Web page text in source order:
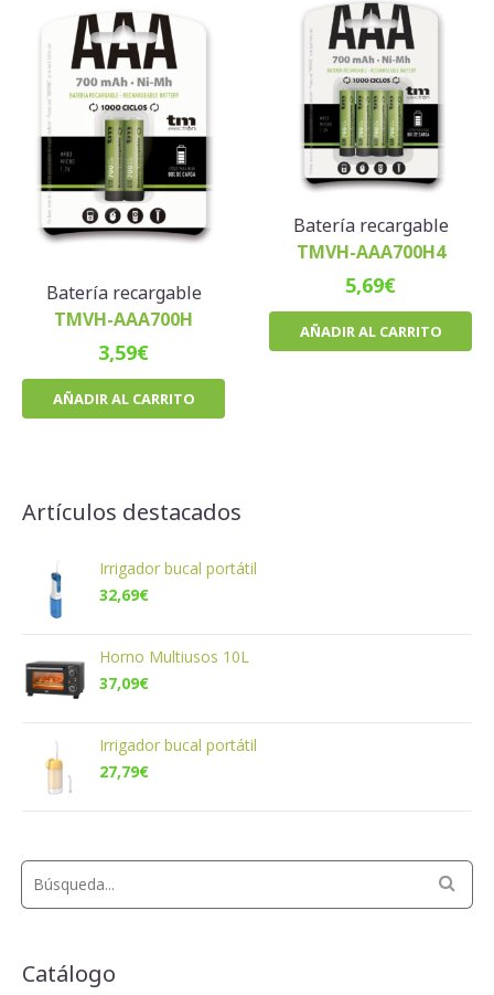
Batería recargable
TMVH-AAA700H
3,59€
AÑADIR AL CARRITO
Batería recargable
TMVH-AAA700H4
5,69€
AÑADIR AL CARRITO
Artículos destacados
Irrigador bucal portátil
32,69€
Horno Multiusos 10L
37,09€
Irrigador bucal portátil
27,79€
Catálogo